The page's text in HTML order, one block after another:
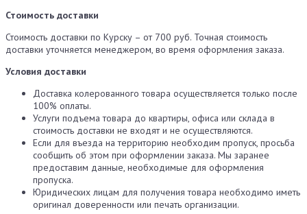
Стоимость доставки
Стоимость доставки по Курску – от 700 руб. Точная стоимость
доставки уточняется менеджером, во время оформления заказа.
Условия доставки
Доставка колерованного товара осуществляется только после
100% оплаты.
Услуги подъема товара до квартиры, офиса или склада в
стоимость доставки не входят и не осуществляются.
Если для въезда на территорию необходим пропуск, просьба
сообщить об этом при оформлении заказа. Мы заранее
предоставим данные, необходимые для оформления
пропуска.
Юридических лицам для получения товара необходимо иметь
оригинал доверенности или печать организации.